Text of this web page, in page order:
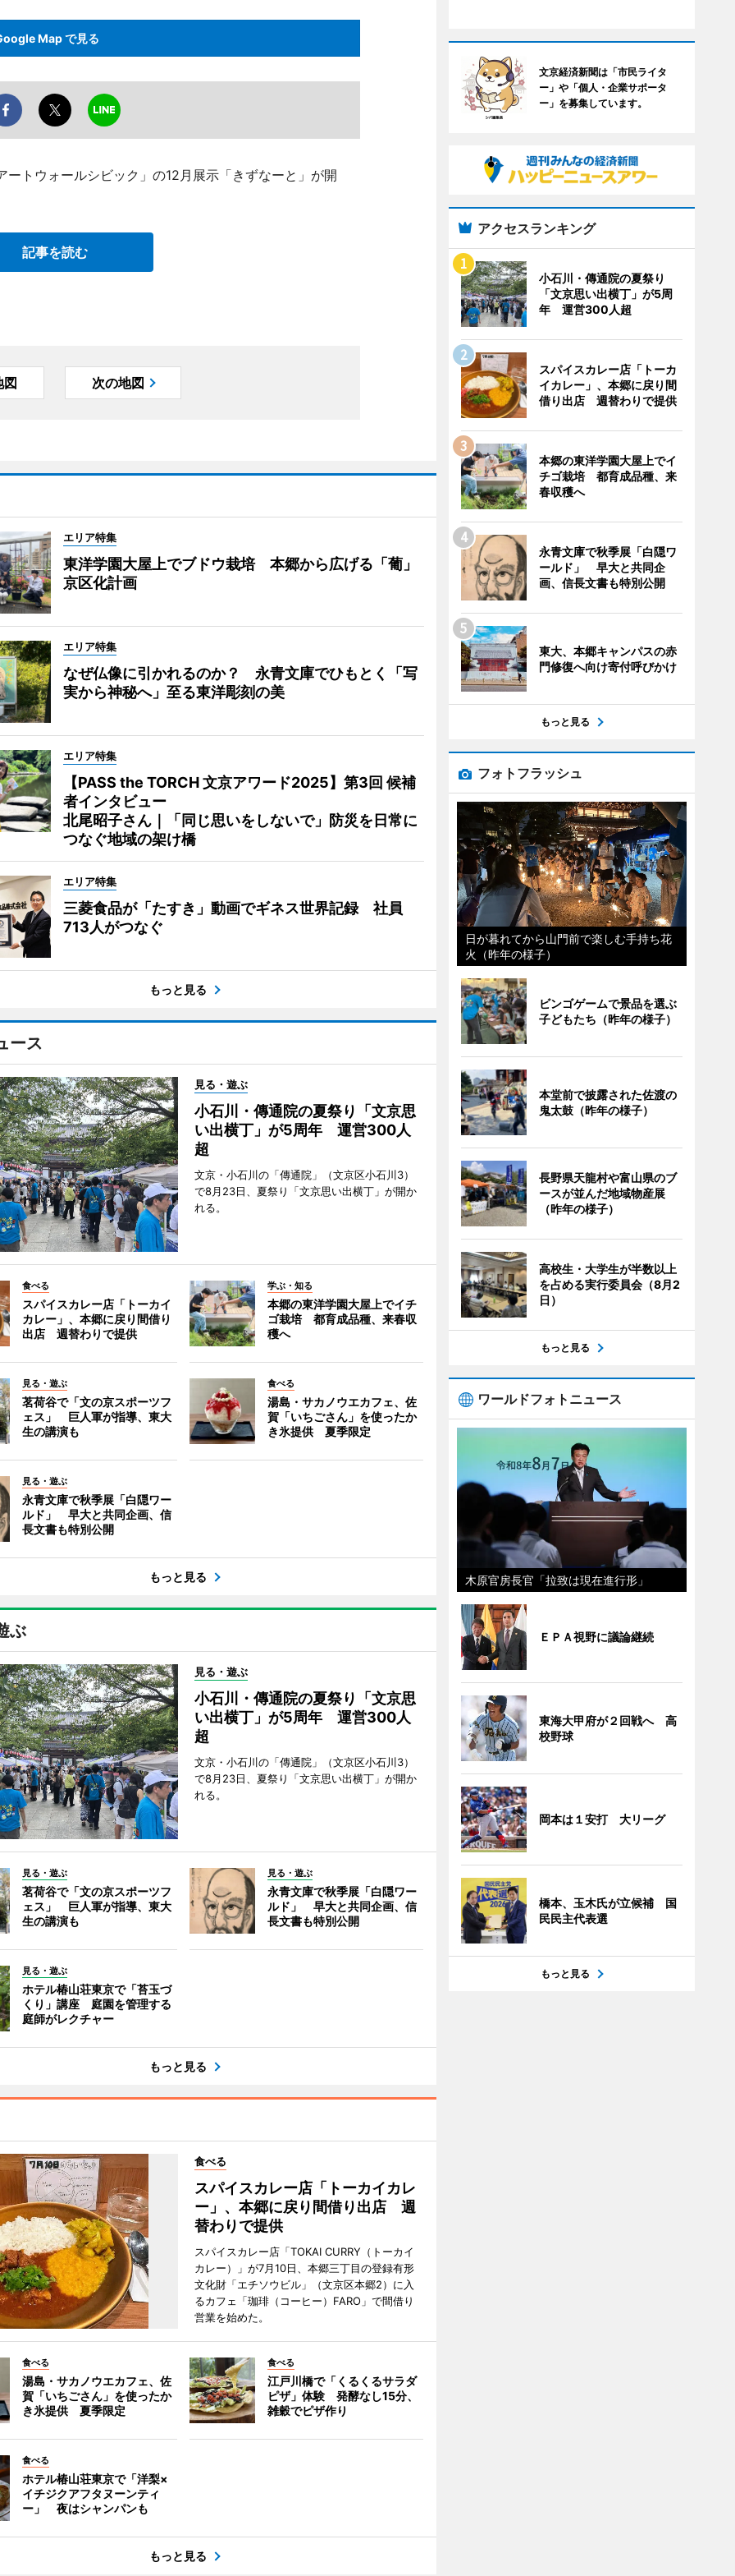
Map で見る
トウォールシビック」の12月展示「きずなーと」が開
記事を読む
図 次の地図
エリア特集
東洋学園大屋上でブドウ栽培 本郷から広げる「葡」
京区化計画
エリア特集
なぜ仏像に引かれるのか？ 永青文庫でひもとく「写
実から神秘へ」至る東洋彫刻の美
エリア特集
【PASS the TORCH 文京アワード2025】第3回 候補
者インタビュー
北尾昭子さん｜「同じ思いをしないで」防災を日常に
つなぐ地域の架け橋
エリア特集
三菱食品が「たすき」動画でギネス世界記録 社員
713人がつなぐ
もっと見る
ース
見る・遊ぶ
小石川・傳通院の夏祭り「文京思
い出横丁」が5周年 運営300人
超
文京・小石川の「傳通院」（文京区小石川3）
で8月23日、夏祭り「文京思い出横丁」が開か
れる。
食べる
スパイスカレー店「トーカイ
カレー」、本郷に戻り間借り
出店 週替わりで提供
学ぶ・知る
本郷の東洋学園大屋上でイチ
ゴ栽培 都育成品種、来春収
穫へ
見る・遊ぶ
茗荷谷で「文の京スポーツフ
ェス」 巨人軍が指導、東大
生の講演も
食べる
湯島・サカノウエカフェ、佐
賀「いちごさん」を使ったか
き氷提供 夏季限定
見る・遊ぶ
永青文庫で秋季展「白隠ワー
ルド」 早大と共同企画、信
長文書も特別公開
もっと見る
ぶ
見る・遊ぶ
小石川・傳通院の夏祭り「文京思
い出横丁」が5周年 運営300人
超
文京・小石川の「傳通院」（文京区小石川3）
で8月23日、夏祭り「文京思い出横丁」が開か
れる。
見る・遊ぶ
茗荷谷で「文の京スポーツフ
ェス」 巨人軍が指導、東大
生の講演も
見る・遊ぶ
永青文庫で秋季展「白隠ワー
ルド」 早大と共同企画、信
長文書も特別公開
見る・遊ぶ
ホテル椿山荘東京で「苔玉づ
くり」講座 庭園を管理する
庭師がレクチャー
もっと見る
食べる
スパイスカレー店「トーカイカレ
ー」、本郷に戻り間借り出店 週
替わりで提供
スパイスカレー店「TOKAI CURRY（トーカイ
カレー）」が7月10日、本郷三丁目の登録有形
文化財「エチソウビル」（文京区本郷2）に入
るカフェ「珈琲（コーヒー）FARO」で間借り
営業を始めた。
食べる
湯島・サカノウエカフェ、佐
賀「いちごさん」を使ったか
き氷提供 夏季限定
食べる
江戸川橋で「くるくるサラダ
ピザ」体験 発酵なし15分、
雑穀でピザ作り
食べる
ホテル椿山荘東京で「洋梨×
イチジクアフタヌーンティ
ー」 夜はシャンパンも
もっと見る
文京経済新聞は「市民ライタ
ー」や「個人・企業サポータ
ー」を募集しています。
アクセスランキング
小石川・傳通院の夏祭り
「文京思い出横丁」が5周
年 運営300人超
スパイスカレー店「トーカ
イカレー」、本郷に戻り間
借り出店 週替わりで提供
本郷の東洋学園大屋上でイ
チゴ栽培 都育成品種、来
春収穫へ
永青文庫で秋季展「白隠ワ
ールド」 早大と共同企
画、信長文書も特別公開
東大、本郷キャンパスの赤
門修復へ向け寄付呼びかけ
もっと見る
フォトフラッシュ
日が暮れてから山門前で楽しむ手持ち花
火（昨年の様子）
ビンゴゲームで景品を選ぶ
子どもたち（昨年の様子）
本堂前で披露された佐渡の
鬼太鼓（昨年の様子）
長野県天龍村や富山県のブ
ースが並んだ地域物産展
（昨年の様子）
高校生・大学生が半数以上
を占める実行委員会（8月2
日）
もっと見る
ワールドフォトニュース
木原官房長官「拉致は現在進行形」
ＥＰＡ視野に議論継続
東海大甲府が２回戦へ 高
校野球
岡本は１安打 大リーグ
橋本、玉木氏が立候補 国
民民主代表選
もっと見る